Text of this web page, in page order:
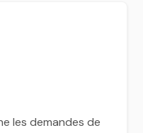
les demandes de